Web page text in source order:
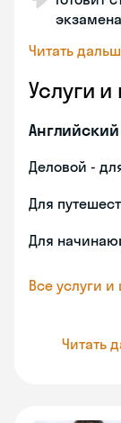
Читать
Услуги
Деловой -
Для
Для
Все услуги и
Читать